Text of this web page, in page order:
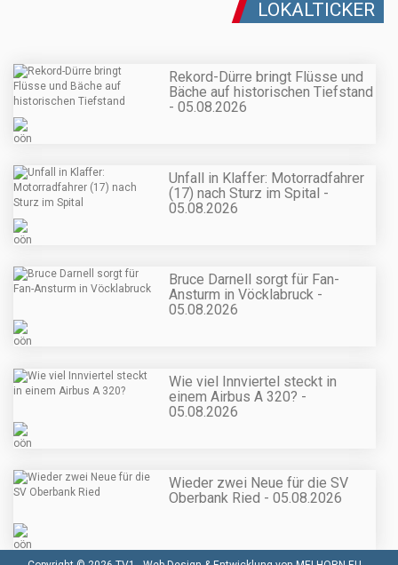
LOKALTICKER
Rekord-Dürre bringt Flüsse und
Bäche auf historischen Tiefstand
- 05.08.2026
Unfall in Klaffer: Motorradfahrer
(17) nach Sturz im Spital -
05.08.2026
Bruce Darnell sorgt für Fan-
Ansturm in Vöcklabruck -
05.08.2026
Wie viel Innviertel steckt in
einem Airbus A 320? -
05.08.2026
Wieder zwei Neue für die SV
Oberbank Ried - 05.08.2026